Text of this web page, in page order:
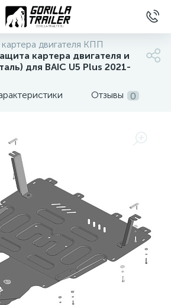
двигателя КПП
картера двигателя и
для BAIC U5 Plus 2021-
Отзывы 0